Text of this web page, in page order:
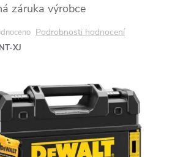
záruka výrobce
Podrobnosti hodnocení
XJ